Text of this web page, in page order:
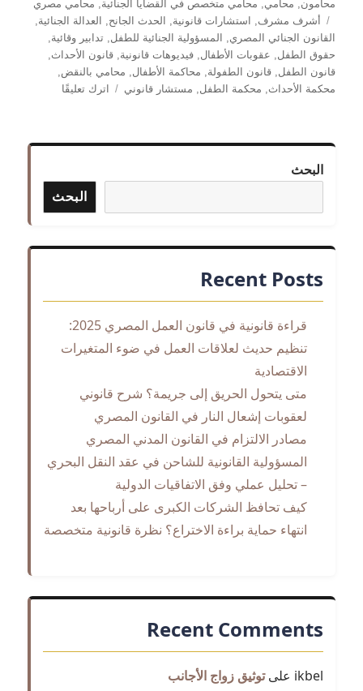
محامون, محامي, محامي متخصص في القضايا الجنائية, محامي مصري
الوسوم
أشرف مشرف, استشارات قانونية, الحدث الجانح, العدالة الجنائية,
القانون الجنائي المصري, المسؤولية الجنائية للطفل,تدابير وقائية,
حقوق الطفل, عقوبات الأطفال,فيديوهات قانونية,قانون الأحداث,
قانون الطفل,قانون الطفولة, محاكمة الأطفال, محامي بالنقض,
محكمة الأحداث, محكمة الطفل, مستشار قانوني اترك تعليقًا
المسؤولية
بالنقض
البحث
البحث
Recent Posts
قراءة قانونية في قانون العمل المصري 2025:
تنظيم حديث لعلاقات العمل في ضوء المتغيرات
الاقتصادية
متى يتحول الحريق إلى جريمة؟ شرح قانوني
لعقوبات إشعال النار في القانون المصري
مصادر الالتزام في القانون المدني المصري
المسؤولية القانونية للشاحن في عقد النقل البحري
– تحليل عملي وفق الاتفاقيات الدولية
كيف تحافظ الشركات الكبرى على أرباحها بعد
انتهاء حماية براءة الاختراع؟ نظرة قانونية متخصصة
Recent Comments
ikbel علىتوثيق زواج الأجانب